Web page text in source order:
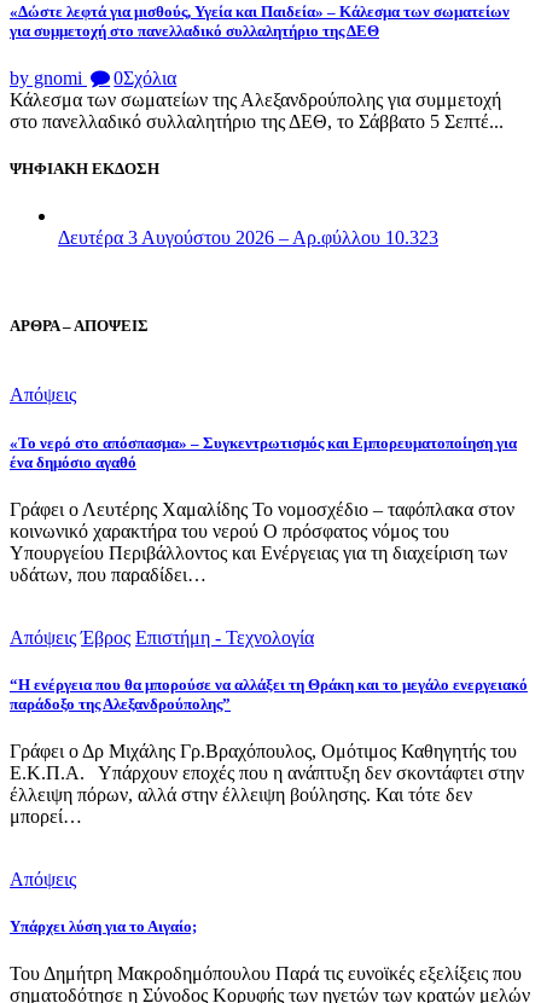
«Δώστε λεφτά για μισθούς, Υγεία και Παιδεία» – Κάλεσμα των σωματείων
για συμμετοχή στο πανελλαδικό συλλαλητήριο της ΔΕΘ
by gnomi 0Σχόλια
Κάλεσμα των σωματείων της Αλεξανδρούπολης για συμμετοχή
στο πανελλαδικό συλλαλητήριο της ΔΕΘ, το Σάββατο 5 Σεπτέ...
ΨΗΦΙΑΚΗ ΕΚΔΟΣΗ
Δευτέρα 3 Αυγούστου 2026 – Αρ.φύλλου 10.323
ΑΡΘΡΑ – ΑΠΟΨΕΙΣ
Απόψεις
«Το νερό στο απόσπασμα» – Συγκεντρωτισμός και Εμπορευματοποίηση για
ένα δημόσιο αγαθό
Γράφει ο Λευτέρης Χαμαλίδης Το νομοσχέδιο – ταφόπλακα στον
κοινωνικό χαρακτήρα του νερού Ο πρόσφατος νόμος του
Υπουργείου Περιβάλλοντος και Ενέργειας για τη διαχείριση των
υδάτων, που παραδίδει…
Απόψεις Έβρος Επιστήμη - Τεχνολογία
“Η ενέργεια που θα μπορούσε να αλλάξει τη Θράκη και το μεγάλο ενεργειακό
παράδοξο της Αλεξανδρούπολης”
Γράφει ο Δρ Μιχάλης Γρ.Βραχόπουλος, Ομότιμος Καθηγητής του
Ε.Κ.Π.Α. Υπάρχουν εποχές που η ανάπτυξη δεν σκοντάφτει στην
έλλειψη πόρων, αλλά στην έλλειψη βούλησης. Και τότε δεν
μπορεί…
Απόψεις
Υπάρχει λύση για το Αιγαίο;
Του Δημήτρη Μακροδημόπουλου Παρά τις ευνοϊκές εξελίξεις που
σηματοδότησε η Σύνοδος Κορυφής των ηγετών των κρατών μελών